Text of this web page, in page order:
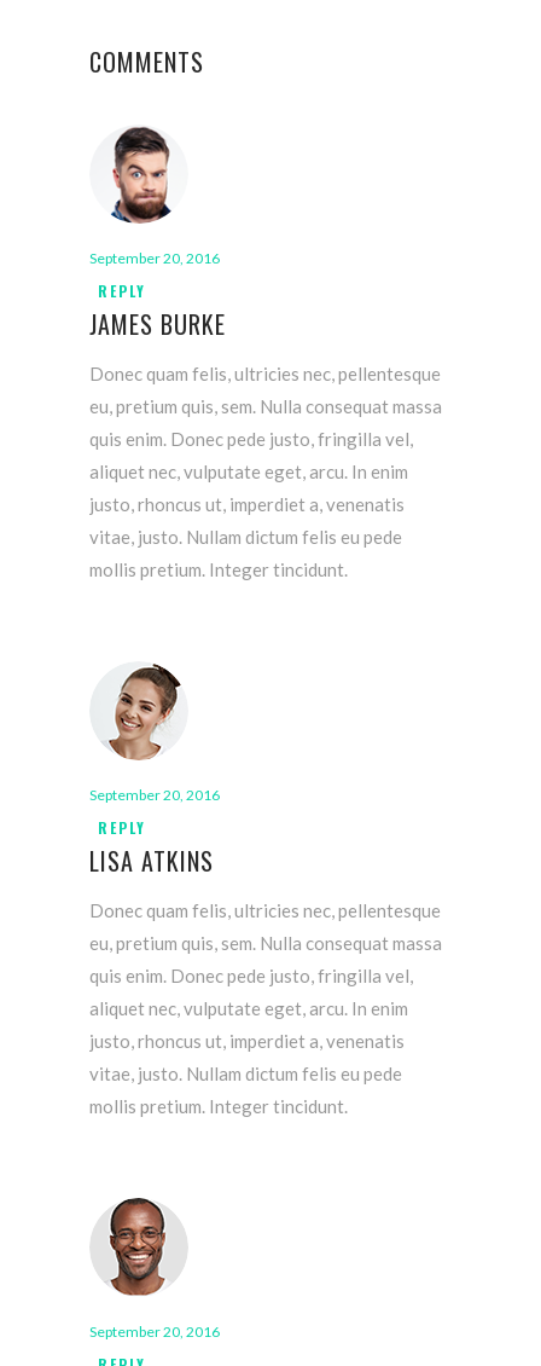
COMMENTS
September 20, 2016
REPLY
JAMES BURKE
Donec quam felis, ultricies nec, pellentesque
eu, pretium quis, sem. Nulla consequat massa
quis enim. Donec pede justo, fringilla vel,
aliquet nec, vulputate eget, arcu. In enim
justo, rhoncus ut, imperdiet a, venenatis
vitae, justo. Nullam dictum felis eu pede
mollis pretium. Integer tincidunt.
September 20, 2016
REPLY
LISA ATKINS
Donec quam felis, ultricies nec, pellentesque
eu, pretium quis, sem. Nulla consequat massa
quis enim. Donec pede justo, fringilla vel,
aliquet nec, vulputate eget, arcu. In enim
justo, rhoncus ut, imperdiet a, venenatis
vitae, justo. Nullam dictum felis eu pede
mollis pretium. Integer tincidunt.
September 20, 2016